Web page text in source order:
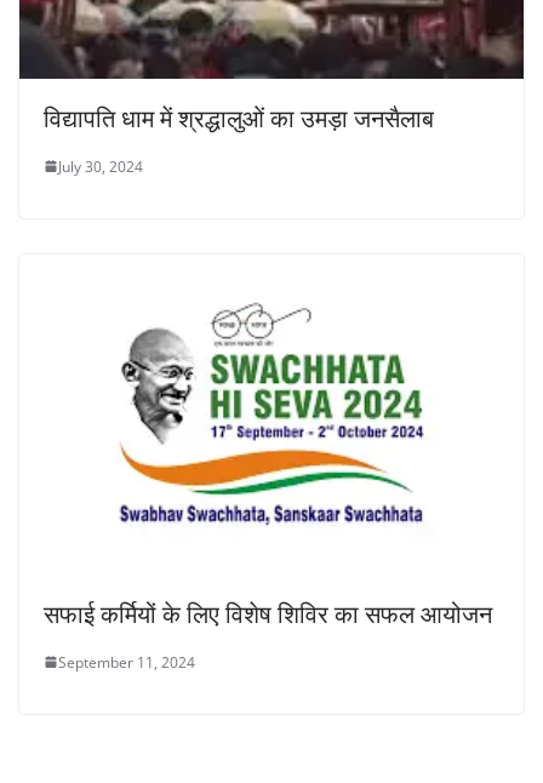
विद्यापति धाम में श्रद्धालुओं का उमड़ा जनसैलाब
July 30, 2024
सफाई कर्मियों के लिए विशेष शिविर का सफल आयोजन
September 11, 2024